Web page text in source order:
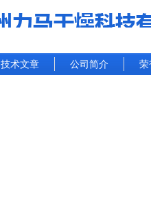
技术文章 公司简介 荣